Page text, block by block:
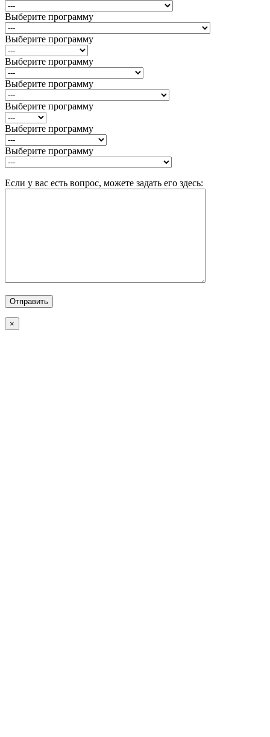
Выберите программу
Выберите программу
Выберите программу
Выберите программу
Выберите программу
Выберите программу
Выберите программу
Если у вас есть вопрос, можете задать его здесь:
×